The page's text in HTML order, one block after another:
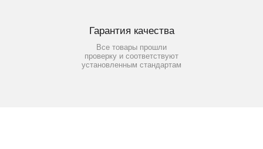
Гарантия качества
Все товары прошли
проверку и соответствуют
установленным стандартам